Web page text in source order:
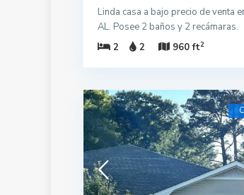
Linda casa a bajo precio de venta
AL. Posee 2 baños y 2 recámaras.
2
2 960 ft2